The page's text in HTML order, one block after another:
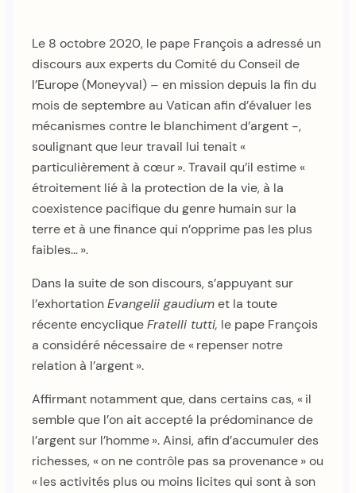
Le 8 octobre 2020, le pape François a adressé un
discours aux experts du Comité du Conseil de
l’Europe (Moneyval) – en mission depuis la fin du
mois de septembre au Vatican afin d’évaluer les
mécanismes contre le blanchiment d’argent -,
soulignant que leur travail lui tenait «
particulièrement à cœur ». Travail qu’il estime «
étroitement lié à la protection de la vie, à la
coexistence pacifique du genre humain sur la
terre et à une finance qui n’opprime pas les plus
faibles… ».
Dans la suite de son discours, s’appuyant sur
l’exhortationEvangelii gaudiumet la toute
récente encycliqueFratelli tutti, le pape François
a considéré nécessaire de « repenser notre
relation à l’argent ».
Affirmant notamment que, dans certains cas, « il
semble que l’on ait accepté la prédominance de
l’argent sur l’homme ». Ainsi, afin d’accumuler des
richesses, « on ne contrôle pas sa provenance » ou
« les activités plus ou moins licites qui sont à son